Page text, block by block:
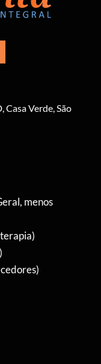
Casa Verde, São
menos